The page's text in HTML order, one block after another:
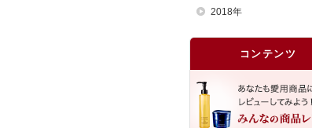
2018年
コンテンツ